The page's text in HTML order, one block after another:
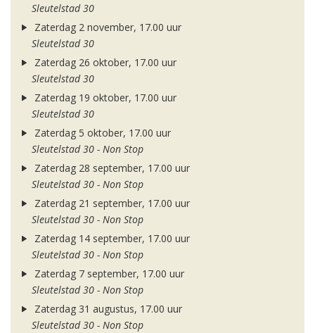
Sleutelstad 30
Zaterdag 2 november, 17.00 uur
Sleutelstad 30
Zaterdag 26 oktober, 17.00 uur
Sleutelstad 30
Zaterdag 19 oktober, 17.00 uur
Sleutelstad 30
Zaterdag 5 oktober, 17.00 uur
Sleutelstad 30 - Non Stop
Zaterdag 28 september, 17.00 uur
Sleutelstad 30 - Non Stop
Zaterdag 21 september, 17.00 uur
Sleutelstad 30 - Non Stop
Zaterdag 14 september, 17.00 uur
Sleutelstad 30 - Non Stop
Zaterdag 7 september, 17.00 uur
Sleutelstad 30 - Non Stop
Zaterdag 31 augustus, 17.00 uur
Sleutelstad 30 - Non Stop